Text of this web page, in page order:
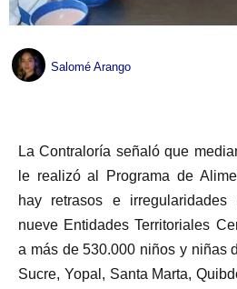
Salomé Arango
La Contraloría señaló que
le realizó al Programa de
hay retrasos e
nueve Entidades Territoriales
a más de 530.000 niños y niñas
Sucre, Yopal, Santa Marta,